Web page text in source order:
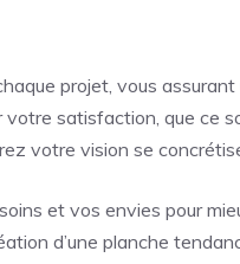
projet, vous
satisfaction, que ce
votre vision se
et vos envies pour
d’une planche